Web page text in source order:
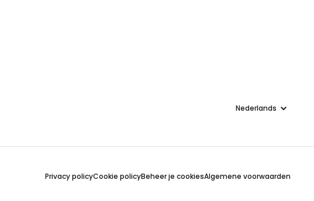
Taal
Privacy policyCookie policyBeheer je cookiesAlgemene voorwaarden